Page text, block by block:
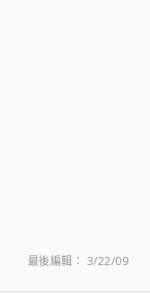
最後編輯： 3/22/09